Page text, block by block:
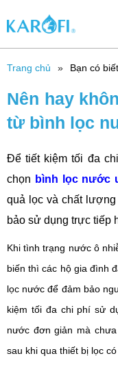
Trang chủ Bạn có biết
Nên hay
từ bình lọc
Để tiết kiệm tối đa
chọn bình lọc nước
quả lọc và chất
bảo sử dụng trực tiếp
Khi tình trạng nước ô
biến thì các hộ gia đình
lọc nước để đảm bảo
kiệm tối đa chi phí sử
nước đơn giản mà
sau khi qua thiết bị lọc